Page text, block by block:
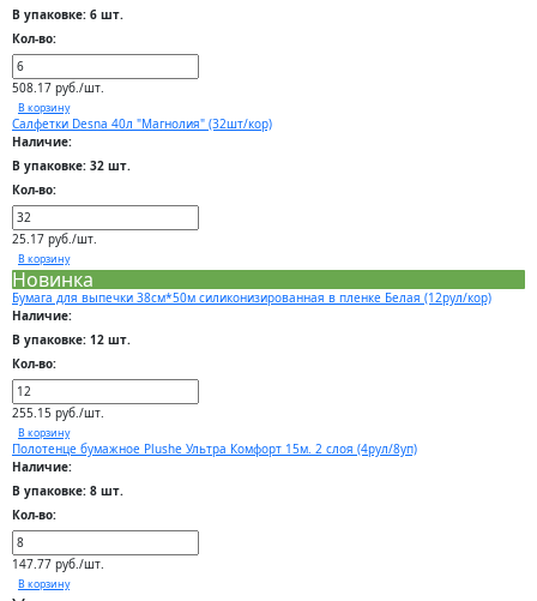
В упаковке: 6 шт.
Кол-во:
508.17 руб./шт.
В корзину
Салфетки Desna 40л "Магнолия" (32шт/кор)
Наличие:
В упаковке: 32 шт.
Кол-во:
25.17 руб./шт.
В корзину
Новинка
Бумага для выпечки 38см*50м силиконизированная в пленке Белая (12рул/кор)
Наличие:
В упаковке: 12 шт.
Кол-во:
255.15 руб./шт.
В корзину
Полотенце бумажное Plushe Ультра Комфорт 15м. 2 слоя (4рул/8уп)
Наличие:
В упаковке: 8 шт.
Кол-во:
147.77 руб./шт.
В корзину